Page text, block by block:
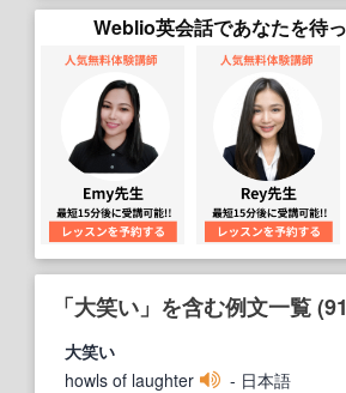
Weblio英会話であなたを待
「大笑い」を含む例文一覧
大笑い
howls of laughter
- 日本語